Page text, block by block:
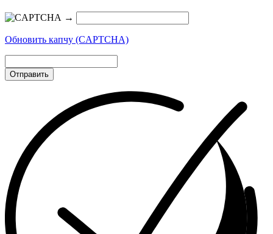
→
Обновить капчу (CAPTCHA)
Отправить